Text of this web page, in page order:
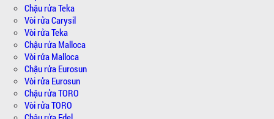
Chậu rửa Teka
Vòi rửa Carysil
Vòi rửa Teka
Chậu rửa Malloca
Vòi rửa Malloca
Chậu rửa Eurosun
Vòi rửa Eurosun
Chậu rửa TORO
Vòi rửa TORO